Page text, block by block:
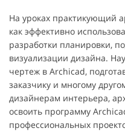
На уроках практикующий
как эффективно
разработки планировки,
визуализации дизайна.
чертеж в Archicad,
заказчику и многому
дизайнерам интерьера,
освоить программу
профессиональных